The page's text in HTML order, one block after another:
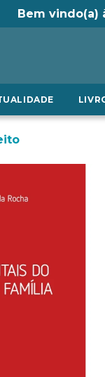
Bem vindo(a)